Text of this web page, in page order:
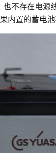
不存在电
置的蓄电